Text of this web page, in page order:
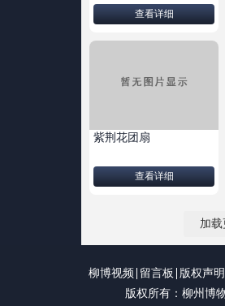
查看详细
紫荆花团扇
查看详细
加载
柳博视频 留言板 版权声明
版权所有：柳州博